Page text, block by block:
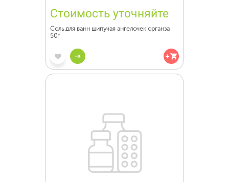
Стоимость уточняйте
Соль для ванн шипучая ангелочек органза
50г